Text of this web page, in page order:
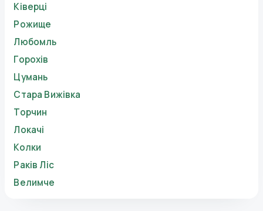
Ківерці
Рожище
Любомль
Горохів
Цумань
Стара Вижівка
Торчин
Локачі
Колки
Раків Ліс
Велимче